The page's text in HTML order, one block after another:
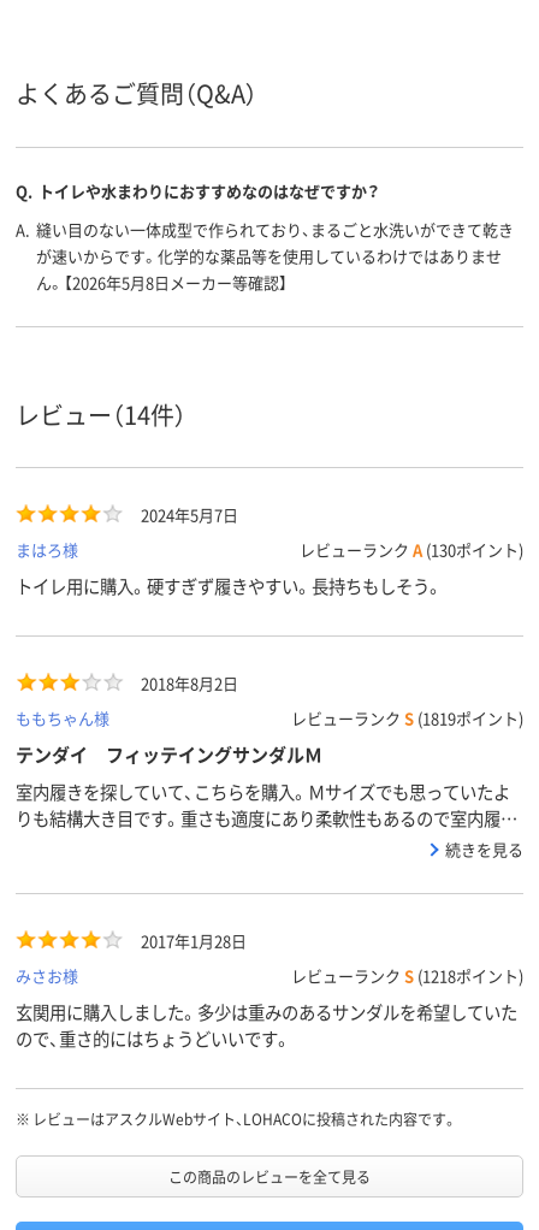
スコア
よくあるご質問（Q&A）
Q. トイレや水まわりにおすすめなのはなぜですか？
A. 縫い目のない一体成型で作られており、まるごと水洗いができて乾き
が速いからです。化学的な薬品等を使用しているわけではありませ
ん。【2026年5月8日メーカー等確認】
レビュー（14件）
2024年5月7日
まはろ様
レビューランク A (130ポイント)
トイレ用に購入。硬すぎず履きやすい。長持ちもしそう。
2018年8月2日
ももちゃん様
レビューランク S (1819ポイント)
テンダイ フィッテイングサンダルＭ
室内履きを探していて、こちらを購入。Ｍサイズでも思っていたよ
りも結構大き目です。重さも適度にあり柔軟性もあるので室内履き
続きを見る
2017年1月28日
みさお様
レビューランク S (1218ポイント)
玄関用に購入しました。多少は重みのあるサンダルを希望していた
ので、重さ的にはちょうどいいです。
※ レビューはアスクルWebサイト、LOHACOに投稿された内容です。
この商品のレビューを全て見る